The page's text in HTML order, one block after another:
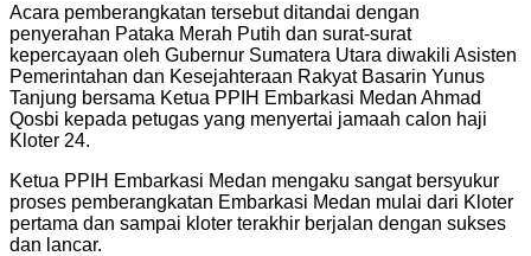
Acara pemberangkatan tersebut ditandai dengan
penyerahan Pataka Merah Putih dan surat-surat
kepercayaan oleh Gubernur Sumatera Utara diwakili Asisten
Pemerintahan dan Kesejahteraan Rakyat Basarin Yunus
Tanjung bersama Ketua PPIH Embarkasi Medan Ahmad
Qosbi kepada petugas yang menyertai jamaah calon haji
Kloter 24.
Ketua PPIH Embarkasi Medan mengaku sangat bersyukur
proses pemberangkatan Embarkasi Medan mulai dari Kloter
pertama dan sampai kloter terakhir berjalan dengan sukses
dan lancar.